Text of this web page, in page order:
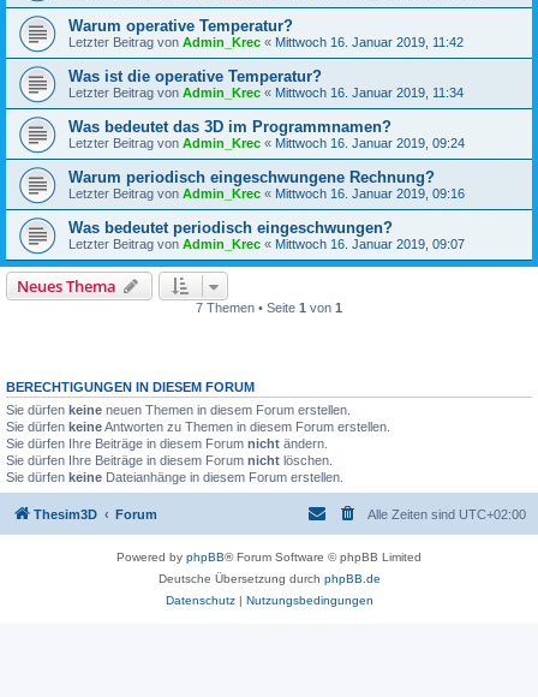
Warum operative Temperatur?
Letzter Beitrag von Admin_Krec « Mittwoch 16. Januar 2019, 11:42
Was ist die operative Temperatur?
Letzter Beitrag von Admin_Krec « Mittwoch 16. Januar 2019, 11:34
Was bedeutet das 3D im Programmnamen?
Letzter Beitrag von Admin_Krec « Mittwoch 16. Januar 2019, 09:24
Warum periodisch eingeschwungene Rechnung?
Letzter Beitrag von Admin_Krec « Mittwoch 16. Januar 2019, 09:16
Was bedeutet periodisch eingeschwungen?
Letzter Beitrag von Admin_Krec « Mittwoch 16. Januar 2019, 09:07
Neues Thema
7 Themen • Seite 1 von 1
BERECHTIGUNGEN IN DIESEM FORUM
Sie dürfen keine neuen Themen in diesem Forum erstellen.
Sie dürfen keineAntworten zu Themen in diesem Forum erstellen.
Sie dürfen Ihre Beiträge in diesem Forum nicht ändern.
Sie dürfen Ihre Beiträge in diesem Forum nicht löschen.
Sie dürfen keine Dateianhänge in diesem Forum erstellen.
Thesim3D Forum Alle Zeiten sind UTC+02:00
Powered by phpBB® Forum Software © phpBB Limited
Deutsche Übersetzung durch phpBB.de
Datenschutz| Nutzungsbedingungen